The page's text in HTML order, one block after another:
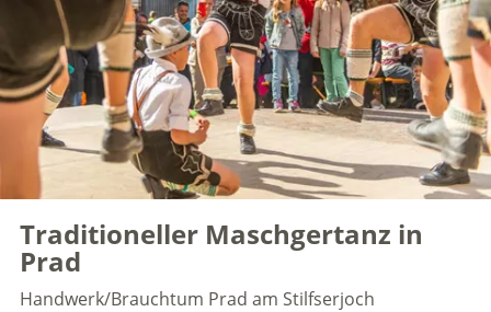
Traditioneller Maschgertanz in
Prad
Handwerk/Brauchtum Prad am Stilfserjoch